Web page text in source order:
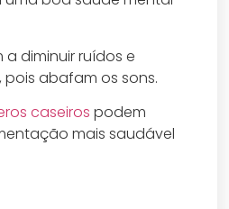
diminuir ruídos e
pois abafam os sons.
caseiros podem
mais saudável